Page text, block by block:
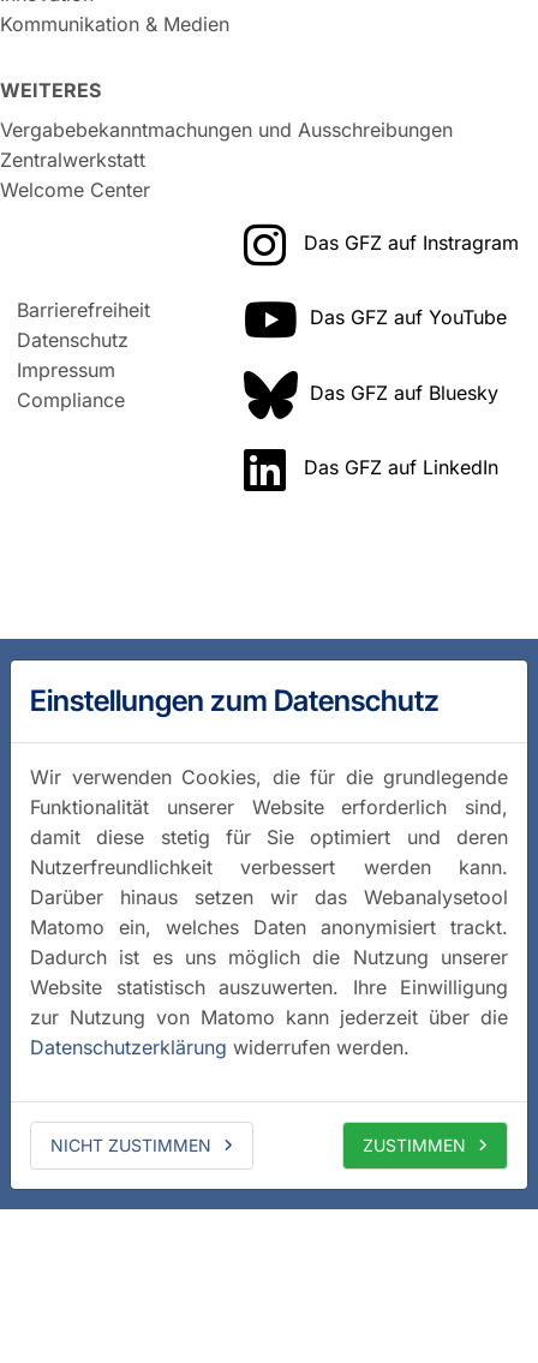
Kommunikation & Medien
WEITERES
Vergabebekanntmachungen und Ausschreibungen
Zentralwerkstatt
Welcome Center
Barrierefreiheit
Datenschutz
Impressum
Compliance
Das GFZ auf Instragram
Das GFZ auf YouTube
Das GFZ auf Bluesky
Das GFZ auf LinkedIn
Einstellungen zum Datenschutz
Wir verwenden Cookies, die für die grundlegende
Funktionalität unserer Website erforderlich sind,
damit diese stetig für Sie optimiert und deren
Nutzerfreundlichkeit verbessert werden kann.
Darüber hinaus setzen wir das Webanalysetool
Matomo ein, welches Daten anonymisiert trackt.
Dadurch ist es uns möglich die Nutzung unserer
Website statistisch auszuwerten. Ihre Einwilligung
zur Nutzung von Matomo kann jederzeit über die
Datenschutzerklärung widerrufen werden.
NICHT ZUSTIMMEN ZUSTIMMEN